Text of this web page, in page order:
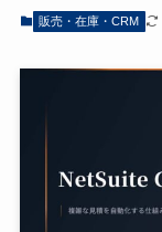
販売・在庫・CRM